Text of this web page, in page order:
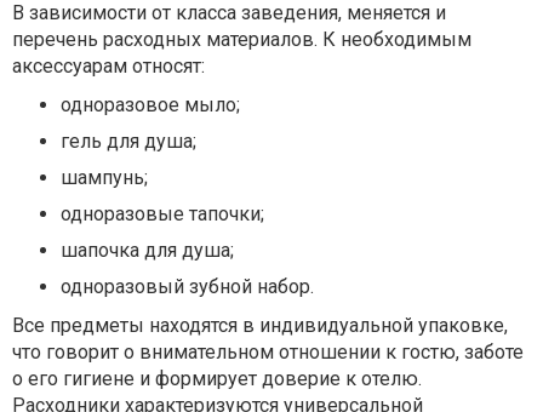
В зависимости от класса заведения, меняется и
перечень расходных материалов. К необходимым
аксессуарам относят:
одноразовое мыло;
гель для душа;
шампунь;
одноразовые тапочки;
шапочка для душа;
одноразовый зубной набор.
Все предметы находятся в индивидуальной упаковке,
что говорит о внимательном отношении к гостю, заботе
о его гигиене и формирует доверие к отелю.
Расходники характеризуются универсальной